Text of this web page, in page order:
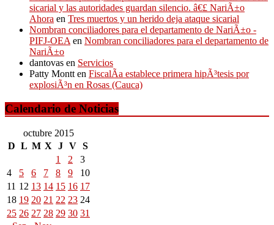
sicarial y las autoridades guardan silencio. â€£ NariÃ±o
Ahora en Tres muertos y un herido deja ataque sicarial
Nombran conciliadores para el departamento de NariÃ±o -
PIFJ-OEA en Nombran conciliadores para el departamento de
NariÃ±o
dantovas en Servicios
Patty Montt en FiscalÃ­a establece primera hipÃ³tesis por
explosiÃ³n en Rosas (Cauca)
Calendario de Noticias
octubre 2015
D L M X J V S
1
2
3
4
5 6 7 8 9
10
11 12 13 14 15 16 17
18 19 20 21 22 23 24
25 26 27 28 29 30 31